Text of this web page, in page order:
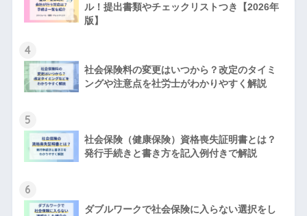
ル！提出書類やチェックリストつき【2026年
版】
4
社会保険料の変更はいつから？改定のタイミ
ングや注意点を社労士がわかりやすく解説
5
社会保険（健康保険）資格喪失証明書とは？
発行手続きと書き方を記入例付きで解説
6
ダブルワークで社会保険に入らない選択をし